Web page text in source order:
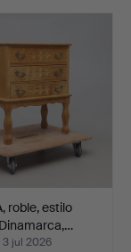
roble, estilo
jul 2026